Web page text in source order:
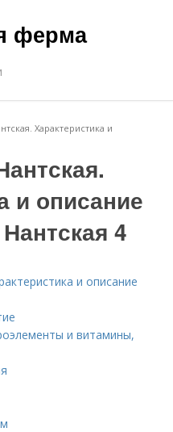
ферма
Характеристика и
и описание
4
и описание
и витамины,